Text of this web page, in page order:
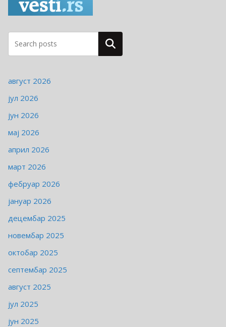
р
Pretraga
август 2026
јул 2026
јун 2026
мај 2026
април 2026
март 2026
фебруар 2026
јануар 2026
децембар 2025
новембар 2025
октобар 2025
септембар 2025
август 2025
јул 2025
јун 2025